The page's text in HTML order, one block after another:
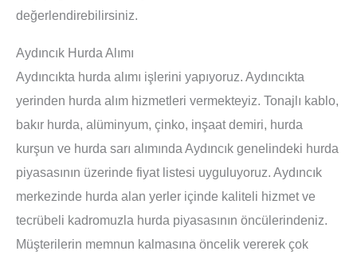
değerlendirebilirsiniz.
Aydıncık Hurda Alımı
Aydıncıkta hurda alımı işlerini yapıyoruz. Aydıncıkta
yerinden hurda alım hizmetleri vermekteyiz. Tonajlı kablo,
bakır hurda, alüminyum, çinko, inşaat demiri, hurda
kurşun ve hurda sarı alımında Aydıncık genelindeki hurda
piyasasının üzerinde fiyat listesi uyguluyoruz. Aydıncık
merkezinde hurda alan yerler içinde kaliteli hizmet ve
tecrübeli kadromuzla hurda piyasasının öncülerindeniz.
Müşterilerin memnun kalmasına öncelik vererek çok